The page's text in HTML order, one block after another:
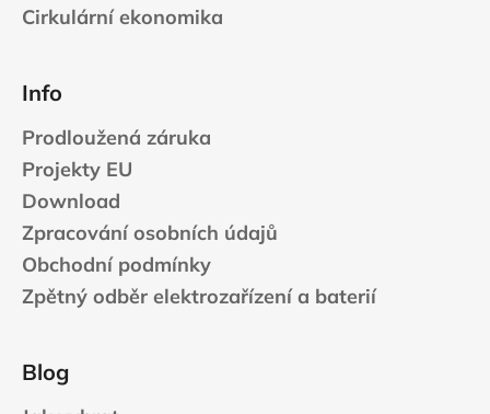
Cirkulární ekonomika
Info
Prodloužená záruka
Projekty EU
Download
Zpracování osobních údajů
Obchodní podmínky
Zpětný odběr elektrozařízení a baterií
Blog